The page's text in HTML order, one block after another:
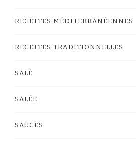
RECETTES MÉDITERRANÉENNES
RECETTES TRADITIONNELLES
SALÉ
SALÉE
SAUCES